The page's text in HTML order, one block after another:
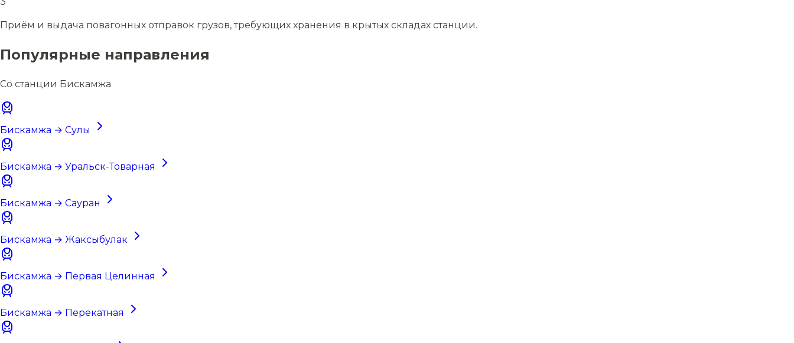
Приём и выдача повагонных отправок грузов, требующих хранения в крытых складах станции.
Популярные направления
Со станции Бискамжа
Бискамжа → Сулы
Бискамжа → Уральск-Товарная
Бискамжа → Сауран
Бискамжа → Жаксыбулак
Бискамжа → Первая Целинная
Бискамжа → Перекатная